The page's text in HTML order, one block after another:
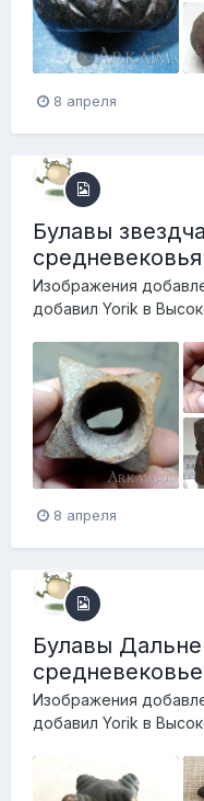
8 апреля
Булавы
средневековья
Изображения
добавил Yorik в
8 апреля
Булавы
средневековье
Изображения
добавил Yorik в